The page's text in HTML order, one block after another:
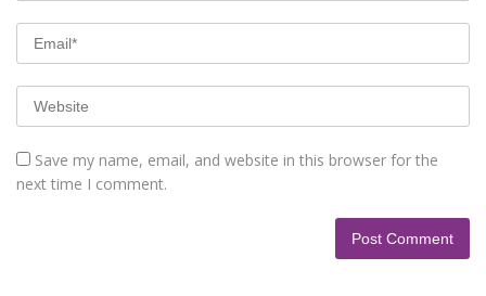
Save my name, email, and website in this browser for the
next time I comment.